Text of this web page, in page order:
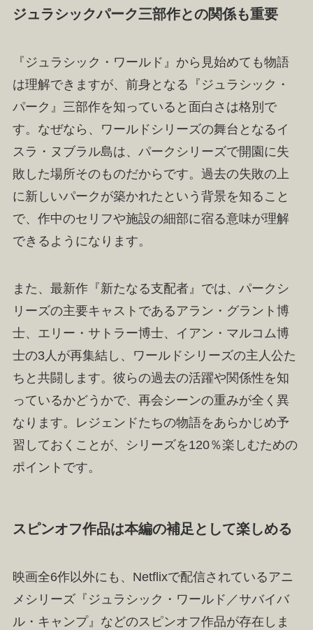
ジュラシックパーク三部作との関係も重要
『ジュラシック・ワールド』から見始めても物語
は理解できますが、前身となる『ジュラシック・
パーク』三部作を知っていると面白さは格別で
す。なぜなら、ワールドシリーズの舞台となるイ
スラ・ヌブラル島は、パークシリーズで開園に失
敗した場所そのものだからです。過去の失敗の上
に新しいパークが築かれたという背景を知ること
で、作中のセリフや施設の細部に宿る意味が理解
できるようになります。
また、最新作『新たなる支配者』では、パークシ
リーズの主要キャストであるアラン・グラント博
士、エリー・サトラー博士、イアン・マルコム博
士の3人が再集結し、ワールドシリーズの主人公た
ちと共闘します。彼らの過去の活躍や関係性を知
っているかどうかで、再会シーンの重みが全く異
なります。レジェンドたちの物語をあらかじめ予
習しておくことが、シリーズを120％楽しむための
ポイントです。
スピンオフ作品は本編の補足として楽しめる
映画全6作以外にも、Netflixで配信されているアニ
メシリーズ『ジュラシック・ワールド／サバイバ
ル・キャンプ』などのスピンオフ作品が存在しま